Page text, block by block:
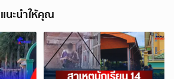
นะนำให้คุณ